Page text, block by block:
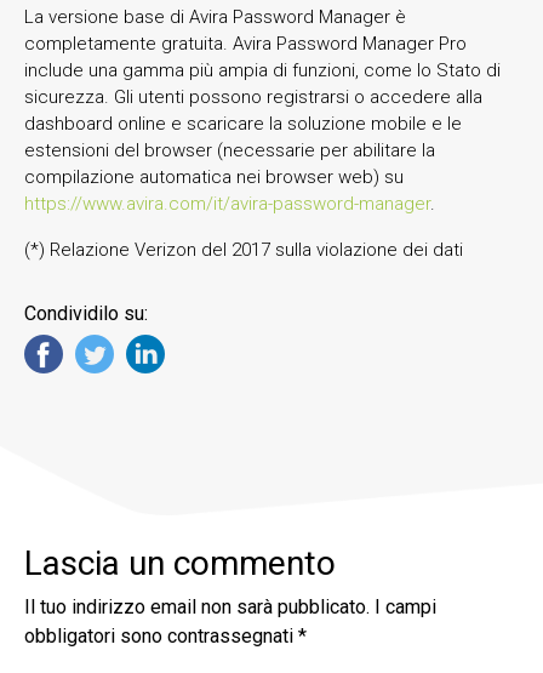
La versione base di Avira Password Manager è
completamente gratuita. Avira Password Manager Pro
include una gamma più ampia di funzioni, come lo Stato di
sicurezza. Gli utenti possono registrarsi o accedere alla
dashboard online e scaricare la soluzione mobile e le
estensioni del browser (necessarie per abilitare la
compilazione automatica nei browser web) su
https://www.avira.com/it/avira-password-manager.
(*) Relazione Verizon del 2017 sulla violazione dei dati
Condividilo su:
Lascia un commento
Il tuo indirizzo email non sarà pubblicato.
I campi
obbligatori sono contrassegnati *